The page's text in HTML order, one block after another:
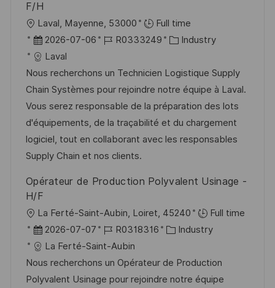
F/H
O
r
t
Laval, Mayenne, 53000
Full time
D
a
t
u
m
d
e
r
e
f
f
2026-07-06
J
b
-
I
D
R0333249
K
t
e
g
o
r
Industry
Laval
Nous recherchons un Technicien Logistique Supply
Chain Systèmes pour rejoindre notre équipe à Laval.
Vous serez responsable de la préparation des lots
d'équipements, de la traçabilité et du chargement
logiciel, tout en collaborant avec les responsables
Supply Chain et nos clients.
Opérateur de Production Polyvalent Usinage -
H/F
O
r
t
La Ferté-Saint-Aubin, Loiret, 45240
Full time
D
a
t
u
2026-07-07
J
o
b
-
R0318316
K
t
e
Industry
La Ferté-Saint-Aubin
Nous recherchons un Opérateur de Production
Polyvalent Usinage pour rejoindre notre équipe